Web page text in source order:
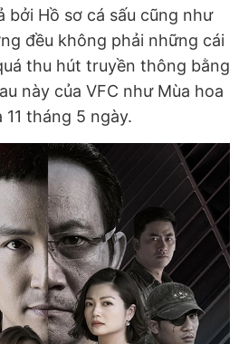
bởi Hồ sơ cá sấu cũng như
đều không phải những cái
thu hút truyền thông bằng
này của VFC như Mùa hoa
tháng 5 ngày.